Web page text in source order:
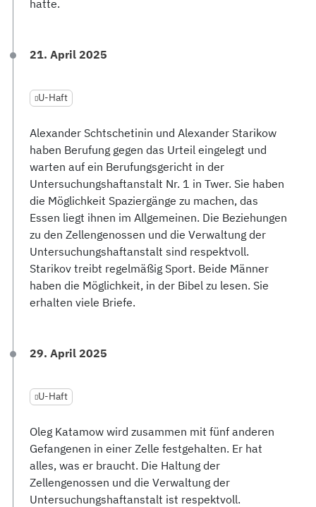
hatte.
21. April 2025
U-Haft
Alexander Schtschetinin und Alexander Starikow
haben Berufung gegen das Urteil eingelegt und
warten auf ein Berufungsgericht in der
Untersuchungshaftanstalt Nr. 1 in Twer. Sie haben
die Möglichkeit Spaziergänge zu machen, das
Essen liegt ihnen im Allgemeinen. Die Beziehungen
zu den Zellengenossen und die Verwaltung der
Untersuchungshaftanstalt sind respektvoll.
Starikov treibt regelmäßig Sport. Beide Männer
haben die Möglichkeit, in der Bibel zu lesen. Sie
erhalten viele Briefe.
29. April 2025
U-Haft
Oleg Katamow wird zusammen mit fünf anderen
Gefangenen in einer Zelle festgehalten. Er hat
alles, was er braucht. Die Haltung der
Zellengenossen und die Verwaltung der
Untersuchungshaftanstalt ist respektvoll.